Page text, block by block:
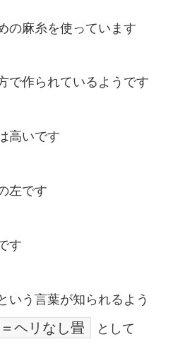
の麻糸を使っています
で作られているようです
高いです
左です
す
いう言葉が知られるよう
ヘリなし畳 として